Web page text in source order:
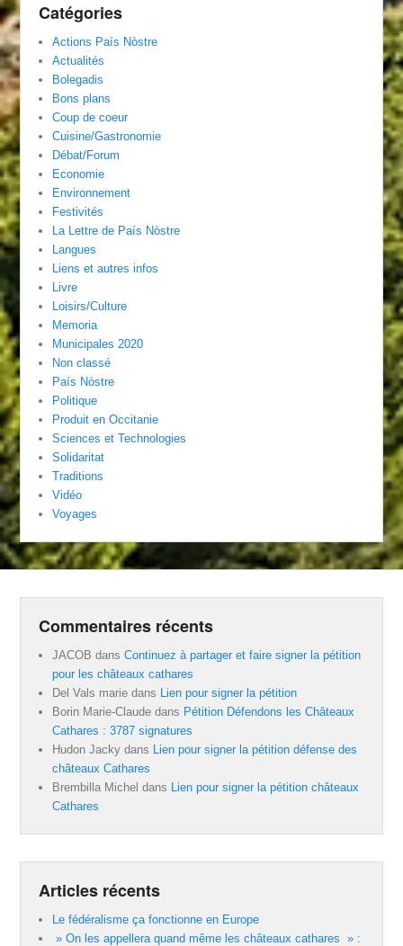
Catégories
Actions País Nòstre
Actualités
Bolegadis
Bons plans
Coup de coeur
Cuisine/Gastronomie
Débat/Forum
Economie
Environnement
Festivités
La Lettre de País Nòstre
Langues
Liens et autres infos
Livre
Loisirs/Culture
Memoria
Municipales 2020
Non classé
País Nòstre
Politique
Produit en Occitanie
Sciences et Technologies
Solidaritat
Traditions
Vidéo
Voyages
Commentaires récents
JACOB dansContinuez à partager et faire signer la pétition
pour les châteaux cathares
Del Vals marie dans
Lien pour signer la pétition
Borin Marie-Claude dans Pétition Défendons les Châteaux
Cathares : 3787 signatures
Hudon Jacky dans
Lien pour signer la pétition défense des
châteaux Cathares
Brembilla Michel dans
Lien pour signer la pétition châteaux
Cathares
Articles récents
Le fédéralisme ça fonctionne en Europe
» On les appellera quand même les châteaux cathares » :